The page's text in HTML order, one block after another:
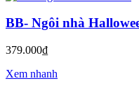
BB- Ngôi nhà
379.000₫
Xem nhanh